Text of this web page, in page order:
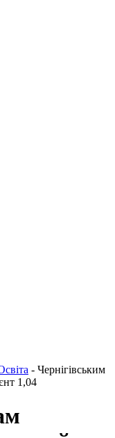
- Чернігівським
1,04